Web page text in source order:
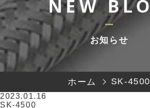
当社の特徴
お知らせ
ホーム SK-4500
2023.01.16
SK-4500